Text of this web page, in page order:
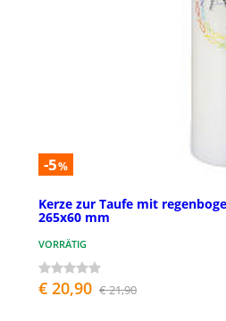
-5%
Kerze zur Taufe mit
265x60 mm
VORRÄTIG
€ 20,90 € 21,90